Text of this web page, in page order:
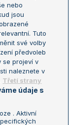
nebo
jsou
Tuto
své volby
předvoleb
se projeví v
naleznete v
Třetí strany
údaje s
. Aktivní